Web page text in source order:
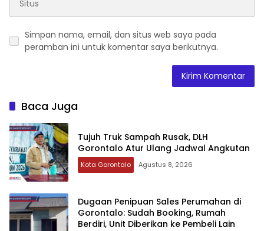
Simpan nama, email, dan situs web saya pada
peramban ini untuk komentar saya berikutnya.
Baca Juga
Tujuh Truk Sampah Rusak, DLH
Gorontalo Atur Ulang Jadwal Angkutan
Kota Gorontalo Agustus 8, 2026
‎Dugaan Penipuan Sales Perumahan di
Gorontalo: Sudah Booking, Rumah
Berdiri, Unit Diberikan ke Pembeli Lain